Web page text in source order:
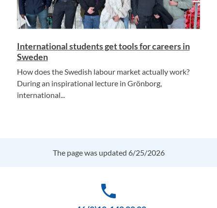
International students get tools for careers in
Sweden
How does the Swedish labour market actually work?
During an inspirational lecture in Grönborg,
international...
The page was updated 6/25/2026
phone